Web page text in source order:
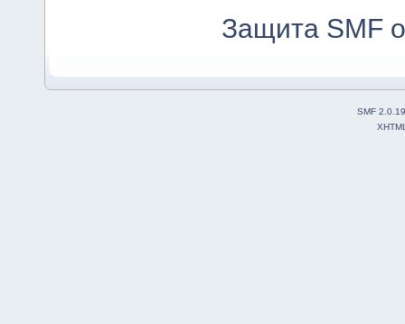
Защита SMF
SMF 2.0.19